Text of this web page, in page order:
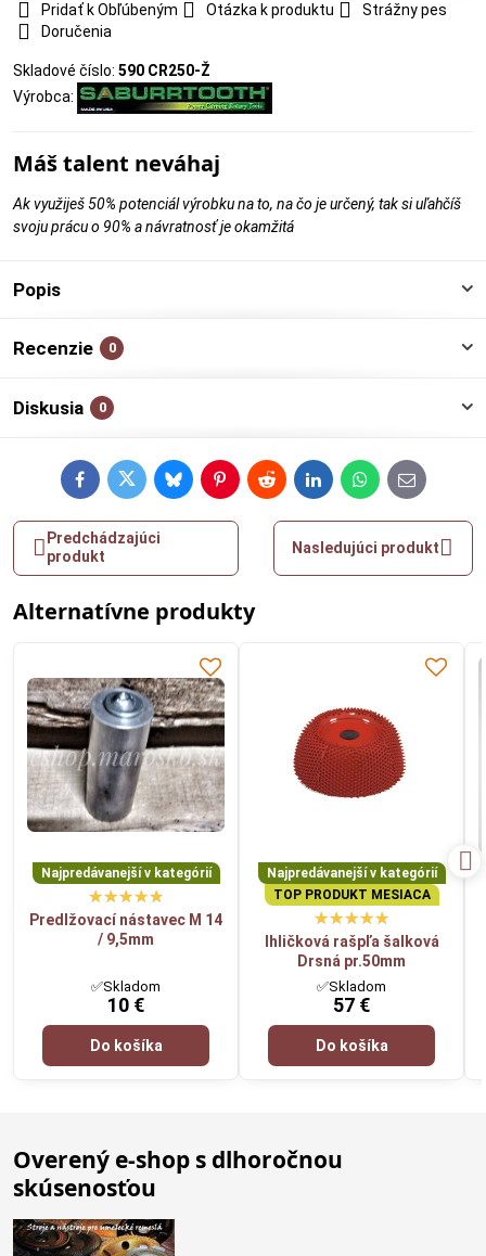
Pridať k Obľúbeným Otázka k produktu
Strážny pes
Doručenia
Skladové číslo: 590 CR250-Ž
Výrobca:
Máš talent neváhaj
Ak využiješ 50% potenciál výrobku na to, na čo je určený, tak si uľahčíš
svoju prácu o 90% a návratnosť je okamžitá
Popis
Recenzie 0
Diskusia 0
FacebookTwitterBlueskyPinterestRedditLinkedInWhatsApp
E-
mail
Predchádzajúci
produkt
Nasledujúci produkt
Alternatívne produkty
Najpredávanejší v kategórií
Predlžovací nástavec M 14
/ 9,5mm
✅Skladom
10 €
Do košíka
Najpredávanejší v kategórií
TOP PRODUKT MESIACA
Ihličková rašpľa šalková
Drsná pr.50mm
✅Skladom
57 €
Do košíka
Overený e-shop s dlhoročnou
skúsenosťou